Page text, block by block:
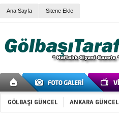
Ana Sayfa Sitene Ekle
GÖLBAŞI GÜNCEL ANKARA GÜNCEL